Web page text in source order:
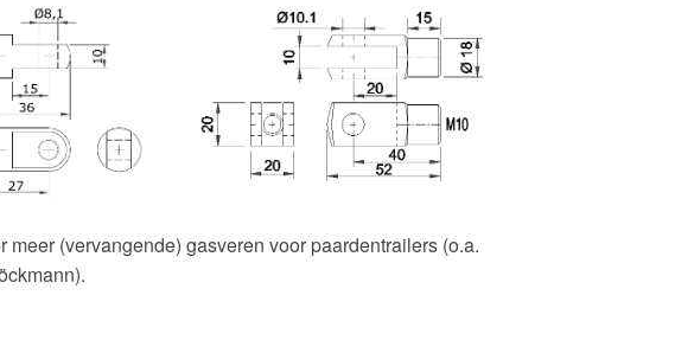
meer (vervangende) gasveren voor paardentrailers (o.a.